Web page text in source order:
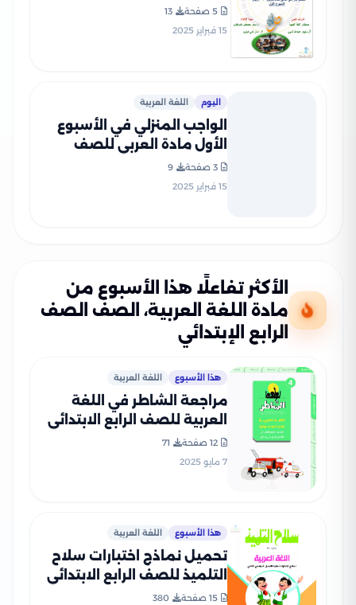
بصيغة PDF
5 صفحة
13
15 فبراير 2025
اليوم اللغة العربية
الواجب المنزلي في الأسبوع
الأول مادة العربي للصف
الرابع الإبتدائي الترم الثاني
2025 بصيغة PDF
3 صفحة
9
15 فبراير 2025
الأكثر تفاعلًا هذا الأسبوع من
مادة اللغة العربية، الصف الصف
الرابع الإبتدائي
هذا الأسبوع اللغة العربية
مراجعة الشاطر في اللغة
العربية للصف الرابع الابتدائي
بالاجابات
12 صفحة
71
7 مايو 2025
هذا الأسبوع اللغة العربية
تحميل نماذج اختبارات سلاح
التلميذ للصف الرابع الابتدائي
في اللغة العربية مع إجاباتها
15 صفحة
380